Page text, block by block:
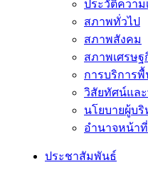
ประวัติความ
สภาพทั่วไป
สภาพสังคม
สภาพเศรษฐ
การบริการ
วิสัยทัศน์แล
นโยบายผู้บริ
อํานาจหน้าที่
ประชาสัมพันธ์